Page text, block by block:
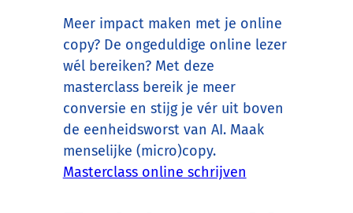
Meer impact maken met je online
copy? De ongeduldige online lezer
wél bereiken? Met deze
masterclass bereik je meer
conversie en stijg je vér uit boven
de eenheidsworst van AI. Maak
menselijke (micro)copy.
Masterclass online schrijven